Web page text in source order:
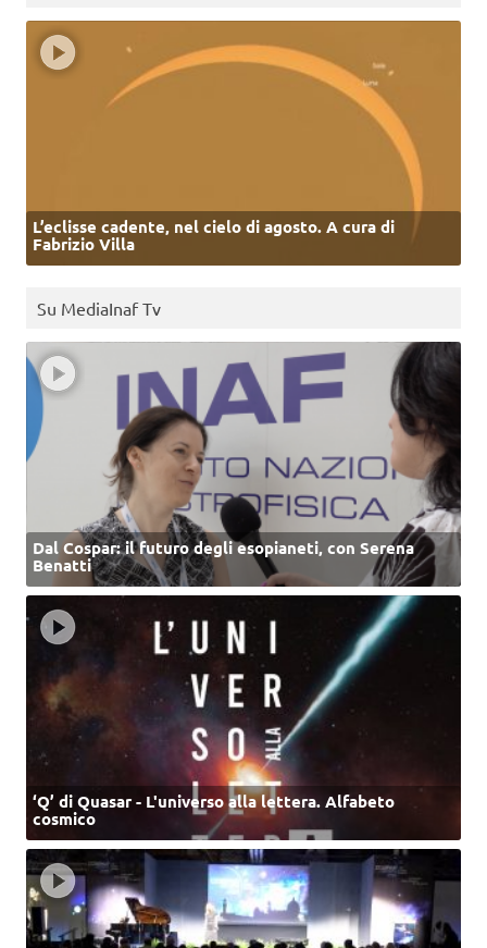
L’eclisse cadente, nel cielo di agosto. A cura di
Fabrizio Villa
Su MediaInaf Tv
Dal Cospar: il futuro degli esopianeti, con Serena
Benatti
‘Q’ di Quasar - L'universo alla lettera. Alfabeto
cosmico